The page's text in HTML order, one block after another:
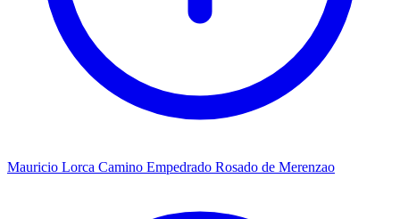
Mauricio Lorca Camino Empedrado Rosado de Merenzao